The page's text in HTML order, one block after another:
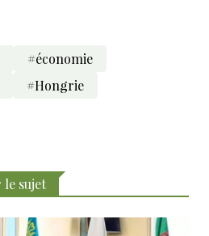
#économie
#Hongrie
le sujet